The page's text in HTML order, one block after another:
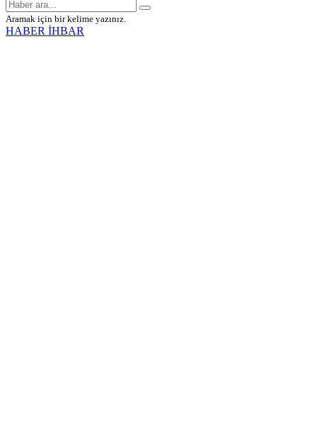
Aramak için bir kelime yazınız.
HABER İHBAR